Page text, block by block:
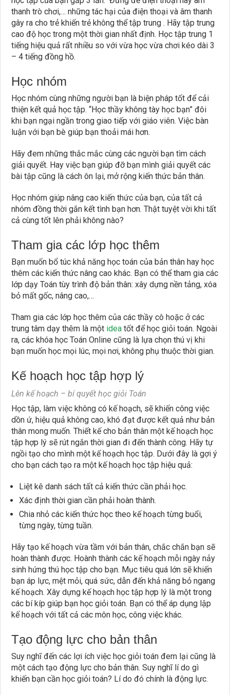
thanh trò chơi,… những tác hại của điện thoại và âm thanh
gây ra cho trẻ khiến trẻ không thể tập trung . Hãy tập trung
cao độ học trong một thời gian nhất định. Học tập trung 1
tiếng hiệu quả rất nhiều so với vừa học vừa chơi kéo dài 3
– 4 tiếng đồng hồ.
Học nhóm
Học nhóm cùng những người bạn là biện pháp tốt để cải
thiện kết quả học tập. “Học thầy không tày học bạn” đôi
khi bạn ngại ngần trong giao tiếp với giáo viên. Việc bàn
luận với bạn bè giúp bạn thoải mái hơn.
Hãy đem những thắc mắc cùng các người bạn tìm cách
giải quyết. Hay việc bạn giúp đỡ bạn mình giải quyết các
bài tập cũng là cách ôn lại, mở rộng kiến thức bản thân.
Học nhóm giúp nâng cao kiến thức của bạn, của tất cả
nhóm đồng thời gắn kết tình bạn hơn. Thật tuyệt vời khi tất
cả cùng tốt lên phải không nào?
Tham gia các lớp học thêm
Bạn muốn bổ túc khả năng học toán của bản thân hay học
thêm các kiến thức nâng cao khác. Bạn có thể tham gia các
lớp dạy Toán tùy trình độ bản thân: xây dựng nền tảng, xóa
bỏ mất gốc, nâng cao,…
Tham gia các lớp học thêm của các thầy cô hoặc ở các
trung tâm dạy thêm là một idea tốt để học giỏi toán. Ngoài
ra, các khóa học Toán Online cũng là lựa chọn thú vị khi
bạn muốn học mọi lúc, mọi nơi, không phụ thuộc thời gian.
Kế hoạch học tập hợp lý
Lên kế hoạch – bí quyết học giỏi Toán
Học tập, làm việc không có kế hoạch, sẽ khiến công việc
dồn ứ, hiệu quả không cao, khó đạt được kết quả như bản
thân mong muốn. Thiết kế cho bản thân một kế hoạch học
tập hợp lý sẽ rút ngắn thời gian đi đến thành công. Hãy tự
ngồi tạo cho mình một kế hoạch học tập. Dưới đây là gợi ý
cho bạn cách tạo ra một kế hoạch học tập hiệu quả:
Liệt kê danh sách tất cả kiến thức cần phải học.
Xác định thời gian cần phải hoàn thành.
Chia nhỏ các kiến thức học theo kế hoạch từng buổi,
từng ngày, từng tuần.
Hãy tạo kế hoạch vừa tầm với bản thân, chắc chắn bạn sẽ
hoàn thành được. Hoành thành các kế hoạch mỗi ngày nảy
sinh hứng thú học tập cho bạn. Mục tiêu quá lớn sẽ khiến
bạn áp lực, mệt mỏi, quá sức, dẫn đến khả năng bỏ ngang
kế hoạch. Xây dựng kế hoạch học tập hợp lý là một trong
các bí kíp giúp bạn học giỏi toán. Bạn có thể áp dụng lập
kế hoạch với tất cả các môn học, công việc khác.
Tạo động lực cho bản thân
Suy nghĩ đến các lợi ích việc học giỏi toán đem lại cũng là
một cách tạo động lực cho bản thân. Suy nghĩ lí do gì
khiến bạn cần học giỏi toán? Lí do đó chính là động lực.